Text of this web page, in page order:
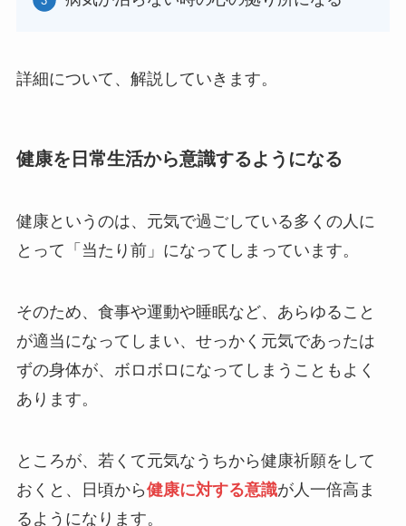
詳細について、解説していきます。
健康を日常生活から意識するようになる
健康というのは、元気で過ごしている多くの人に
とって「当たり前」になってしまっています。
そのため、食事や運動や睡眠など、あらゆること
が適当になってしまい、せっかく元気であったは
ずの身体が、ボロボロになってしまうこともよく
あります。
ところが、若くて元気なうちから健康祈願をして
おくと、日頃から健康に対する意識が人一倍高ま
るようになります。